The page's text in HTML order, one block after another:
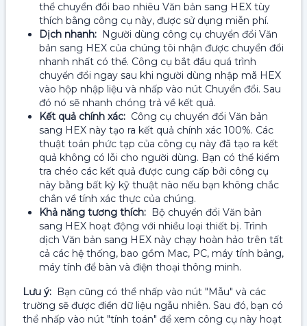
thể chuyển đổi bao nhiêu Văn bản sang HEX tùy
thích bằng công cụ này, được sử dụng miễn phí.
Dịch nhanh: Người dùng công cụ chuyển đổi Văn
bản sang HEX của chúng tôi nhận được chuyển đổi
nhanh nhất có thể. Công cụ bắt đầu quá trình
chuyển đổi ngay sau khi người dùng nhập mã HEX
vào hộp nhập liệu và nhấp vào nút Chuyển đổi. Sau
đó nó sẽ nhanh chóng trả về kết quả.
Kết quả chính xác: Công cụ chuyển đổi Văn bản
sang HEX này tạo ra kết quả chính xác 100%. Các
thuật toán phức tạp của công cụ này đã tạo ra kết
quả không có lỗi cho người dùng. Bạn có thể kiểm
tra chéo các kết quả được cung cấp bởi công cụ
này bằng bất kỳ kỹ thuật nào nếu bạn không chắc
chắn về tính xác thực của chúng.
Khả năng tương thích: Bộ chuyển đổi Văn bản
sang HEX hoạt động với nhiều loại thiết bị. Trình
dịch Văn bản sang HEX này chạy hoàn hảo trên tất
cả các hệ thống, bao gồm Mac, PC, máy tính bảng,
máy tính để bàn và điện thoại thông minh.
Lưu ý: Bạn cũng có thể nhấp vào nút "Mẫu" và các
trường sẽ được điền dữ liệu ngẫu nhiên. Sau đó, bạn có
thể nhấp vào nút "tính toán" để xem công cụ này hoạt